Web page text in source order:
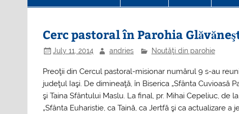
Cerc pastoral în Parohia
July 11, 2014 andries Noutăţi din parohie
Preoţii din Cercul pastoral-misionar numărul 9 s-au
judeţul Iaşi. De dimineaţă, în Biserica „Sfânta Cuvioasă
şi Taina Sfântului Maslu. La final, pr. Mihai Cepeliuc, de
„Sfânta Euharistie, ca Taină, ca Jertfă şi ca actualizare